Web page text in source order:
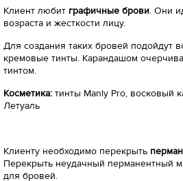
Клиент любит графичные брови. Они
возраста и жесткости лицу.
Для создания таких бровей подойдут
кремовые тинты. Карандашом
тинтом.
Косметика: тинты Manly Pro, восковый
Летуаль
Клиенту необходимо перекрыть
Перекрыть неудачный перманентный
для бровей.